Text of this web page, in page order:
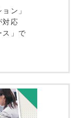
ン」
対応
」で